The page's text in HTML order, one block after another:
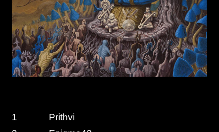
1 Prithvi